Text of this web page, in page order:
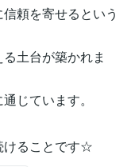
頼を寄せるという
土台が築かれま
じています。
けることです☆